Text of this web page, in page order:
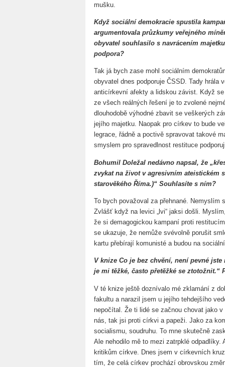
mušku.
Když sociální demokracie spustila
argumentovala průzkumy veřejného
obyvatel souhlasilo s navrácením
podpora?
Tak já bych zase mohl sociálním
obyvatel dnes podporuje ČSSD. Tady hrála
anticírkevní afekty a lidskou závist. Když
ze všech reálných řešení je to zvolené
dlouhodobě výhodné zbavit se veškerých
jejího majetku. Naopak pro církev to bude
legrace, řádně a poctivě spravovat takové
smyslem pro spravedlnost restituce
Bohumil Doležal nedávno napsal, že
zvykat na život v agresivním ateistickém
starověkého Říma.)“ Souhlasíte s ním?
To bych považoval za přehnané. Nemyslím
Zvlášť když na levici „lvi“ jaksi došli.
že si demagogickou kampaní proti
se ukazuje, že nemůže svévolně porušit
kartu přebírají komunisté a budou na
V knize Co je bez chvění, není pevné
je mi těžké, často přetěžké se ztotožnit.“
V té knize ještě doznívalo mé zklamání z
fakultu a narazil jsem u jejího tehdejšího
nepočítal. Že ti lidé se začnou chovat jako
nás, tak jsi proti církvi a papeži. Jako za
socialismu, soudruhu. To mne skutečně
Ale nehodilo mě to mezi zatrpklé
kritikům církve. Dnes jsem v církevních
tím, že celá církev prochází obrovskou